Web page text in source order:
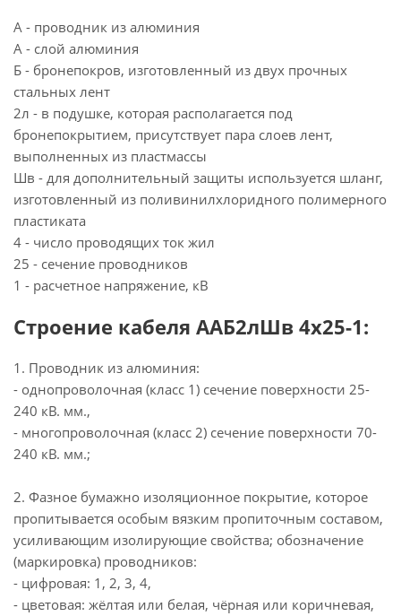
А - проводник из алюминия
А - слой алюминия
Б - бронепокров, изготовленный из двух прочных
стальных лент
2л - в подушке, которая располагается под
бронепокрытием, присутствует пара слоев лент,
выполненных из пластмассы
Шв - для дополнительный защиты используется шланг,
изготовленный из поливинилхлоридного полимерного
пластиката
4 - число проводящих ток жил
25 - сечение проводников
1 - расчетное напряжение, кВ
Строение кабеля ААБ2лШв 4х25-1:
1. Проводник из алюминия:
- однопроволочная (класс 1) сечение поверхности 25-
240 кВ. мм.,
- многопроволочная (класс 2) сечение поверхности 70-
240 кВ. мм.;
2. Фазное бумажно изоляционное покрытие, которое
пропитывается особым вязким пропиточным составом,
усиливающим изолирующие свойства; обозначение
(маркировка) проводников:
- цифровая: 1, 2, 3, 4,
- цветовая: жёлтая или белая, чёрная или коричневая,